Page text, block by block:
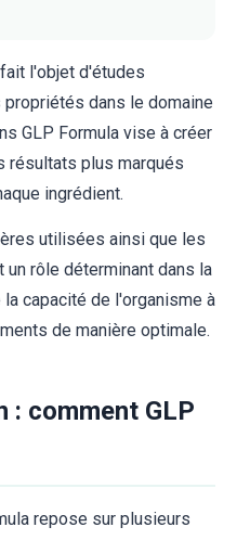
l'objet d'études
dans le domaine
GLP Formula vise à créer
résultats plus marqués
ingrédient.
utilisées ainsi que les
rôle déterminant dans la
capacité de l'organisme à
de manière optimale.
: comment GLP
repose sur plusieurs